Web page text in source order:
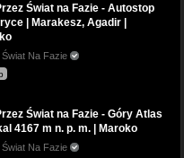
Świat na Fazie - Autostop
| Marakesz, Agadir |
Na Fazie
Świat na Fazie - Góry Atlas
4167 m n. p. m. | Maroko
Na Fazie